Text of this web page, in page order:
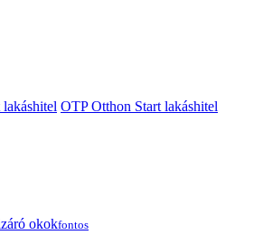
OTP Otthon Start lakáshitel
okokfontos